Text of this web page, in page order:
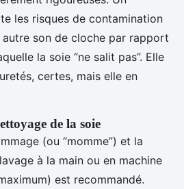
les risques de contamination
autre son de cloche par rapport
la soie “ne salit pas”. Elle
certes, mais elle en
de la soie
(ou “momme”) et la
à la main ou en machine
est recommandé.